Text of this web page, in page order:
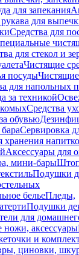
для запекания
для
Средства для
для стекол и
Чистящие
посудыЧистящие
для напольных
за техникой
Средства
обувью
Сервировка
хранения
Аксессуары для
мини-бары
Подушки
бельеПледы,
Подушки
для
ножи, аксессуары
и
циновки,